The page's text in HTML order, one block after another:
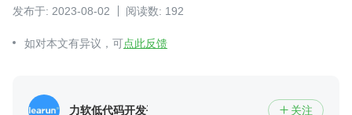
发布于: 2023-08-02 阅读数: 192
如对本文有异议，可点此反馈
力软低代码开发平台  关注